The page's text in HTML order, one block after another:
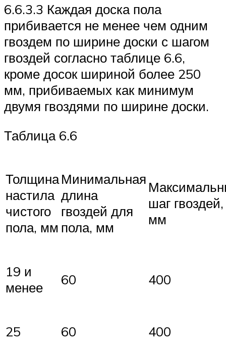
6.6.3.3 Каждая доска пола
прибивается не менее чем одним
гвоздем по ширине доски с шагом
гвоздей согласно таблице 6.6,
кроме досок шириной более 250
мм, прибиваемых как минимум
двумя гвоздями по ширине доски.
Таблица 6.6
Толщина
настила
чистого
пола, мм
Минимальная
длина
гвоздей для
пола, мм
шаг гвоздей,
мм
19 и
менее
60 400
25 60 400